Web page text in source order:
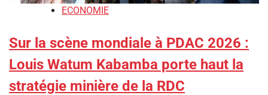
ECONOMIE
Sur la scène mondiale à PDAC 2026 :
Louis Watum Kabamba porte haut la
stratégie minière de la RDC